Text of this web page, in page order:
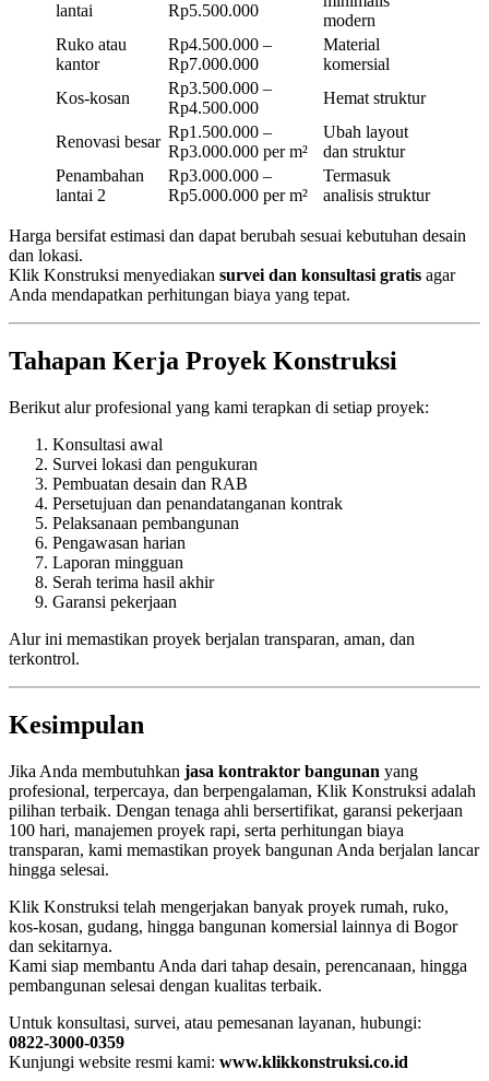
lantai Rp5.500.000
modern
Ruko atau
kantor
Rp4.500.000 –
Rp7.000.000
Material
komersial
Kos-kosan
Rp3.500.000 –
Rp4.500.000
Hemat struktur
Renovasi besar
Rp1.500.000 –
Rp3.000.000 per m²
Ubah layout
dan struktur
Penambahan
lantai 2
Rp3.000.000 –
Rp5.000.000 per m²
Termasuk
analisis struktur
Harga bersifat estimasi dan dapat berubah sesuai kebutuhan desain
dan lokasi.
Klik Konstruksi menyediakan survei dan konsultasi gratis agar
Anda mendapatkan perhitungan biaya yang tepat.
Tahapan Kerja Proyek Konstruksi
Berikut alur profesional yang kami terapkan di setiap proyek:
Konsultasi awal
Survei lokasi dan pengukuran
Pembuatan desain dan RAB
Persetujuan dan penandatanganan kontrak
Pelaksanaan pembangunan
Pengawasan harian
Laporan mingguan
Serah terima hasil akhir
Garansi pekerjaan
Alur ini memastikan proyek berjalan transparan, aman, dan
terkontrol.
Kesimpulan
Jika Anda membutuhkan jasa kontraktor bangunan yang
profesional, terpercaya, dan berpengalaman, Klik Konstruksi adalah
pilihan terbaik. Dengan tenaga ahli bersertifikat, garansi pekerjaan
100 hari, manajemen proyek rapi, serta perhitungan biaya
transparan, kami memastikan proyek bangunan Anda berjalan lancar
hingga selesai.
Klik Konstruksi telah mengerjakan banyak proyek rumah, ruko,
kos-kosan, gudang, hingga bangunan komersial lainnya di Bogor
dan sekitarnya.
Kami siap membantu Anda dari tahap desain, perencanaan, hingga
pembangunan selesai dengan kualitas terbaik.
Untuk konsultasi, survei, atau pemesanan layanan, hubungi:
0822-3000-0359
Kunjungi website resmi kami: www.klikkonstruksi.co.id